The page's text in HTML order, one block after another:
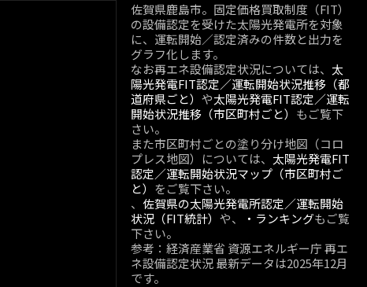
佐賀県鹿島市。固定価格買取制度（FIT）
の設備認定を受けた太陽光発電所を対象
に、運転開始／認定済みの件数と出力を
グラフ化します。
なお再エネ設備認定状況については、 太
陽光発電FIT認定／運転開始状況推移（都
道府県ごと） や太陽光発電FIT認定／運転
開始状況推移（市区町村ごと） もご覧下
さい。
また市区町村ごとの塗り分け地図（コロ
プレス地図）については、 太陽光発電FIT
認定／運転開始状況マップ（市区町村ご
と） をご覧下さい。
、 佐賀県の太陽光発電所認定／運転開始
状況（FIT統計） や、 ・ランキングもご覧
下さい。
参考：経済産業省 資源エネルギー庁 再エ
ネ設備認定状況 最新データは2025年12月
です。